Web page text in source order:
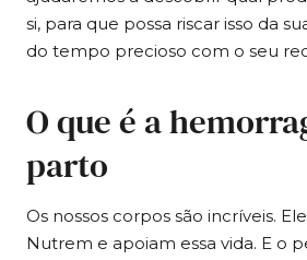
si, para que possa riscar isso da
do tempo precioso com o seu
O que é a
parto
Os nossos corpos são incríveis.
Nutrem e apoiam essa vida. E o